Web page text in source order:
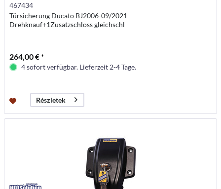
467434
Türsicherung Ducato BJ2006-09/2021
Drehknauf+1Zusatzschloss gleichschl
264,00 € *
4 sofort verfügbar. Lieferzeit 2-4 Tage.
Részletek